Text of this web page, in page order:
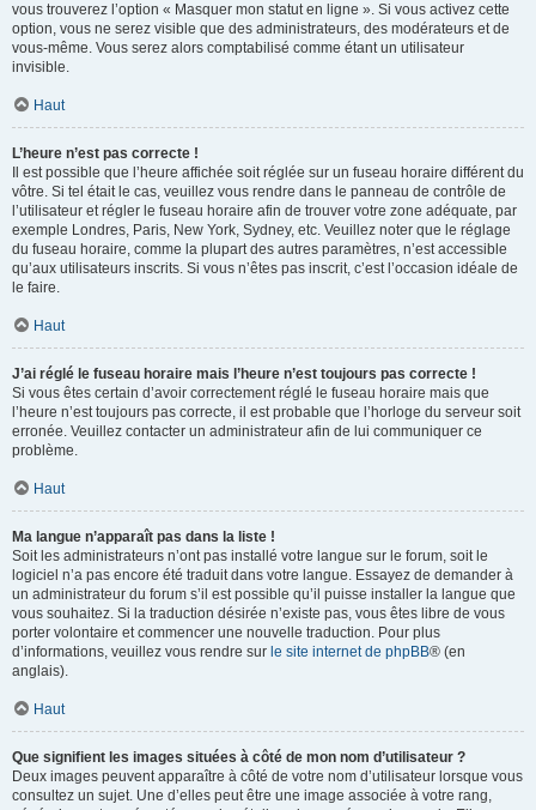
vous trouverez l’option « Masquer mon statut en ligne ». Si vous activez cette
option, vous ne serez visible que des administrateurs, des modérateurs et de
vous-même. Vous serez alors comptabilisé comme étant un utilisateur
invisible.
Haut
L’heure n’est pas correcte !
Il est possible que l’heure affichée soit réglée sur un fuseau horaire différent du
vôtre. Si tel était le cas, veuillez vous rendre dans le panneau de contrôle de
l’utilisateur et régler le fuseau horaire afin de trouver votre zone adéquate, par
exemple Londres, Paris, New York, Sydney, etc. Veuillez noter que le réglage
du fuseau horaire, comme la plupart des autres paramètres, n’est accessible
qu’aux utilisateurs inscrits. Si vous n’êtes pas inscrit, c’est l’occasion idéale de
le faire.
Haut
J’ai réglé le fuseau horaire mais l’heure n’est toujours pas correcte !
Si vous êtes certain d’avoir correctement réglé le fuseau horaire mais que
l’heure n’est toujours pas correcte, il est probable que l’horloge du serveur soit
erronée. Veuillez contacter un administrateur afin de lui communiquer ce
problème.
Haut
Ma langue n’apparaît pas dans la liste !
Soit les administrateurs n’ont pas installé votre langue sur le forum, soit le
logiciel n’a pas encore été traduit dans votre langue. Essayez de demander à
un administrateur du forum s’il est possible qu’il puisse installer la langue que
vous souhaitez. Si la traduction désirée n’existe pas, vous êtes libre de vous
porter volontaire et commencer une nouvelle traduction. Pour plus
d’informations, veuillez vous rendre sur le site internet de phpBB® (en
anglais).
Haut
Que signifient les images situées à côté de mon nom d’utilisateur ?
Deux images peuvent apparaître à côté de votre nom d’utilisateur lorsque vous
consultez un sujet. Une d’elles peut être une image associée à votre rang,